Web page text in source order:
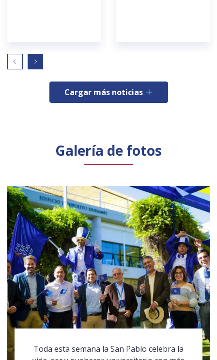
Cargar más noticias
Galería de fotos
Toda esta semana la San Pablo celebra la